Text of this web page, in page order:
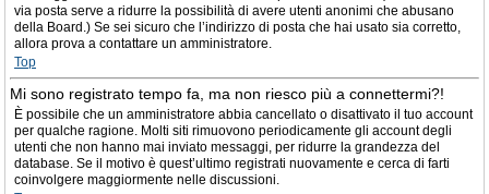
via posta serve a ridurre la possibilità di avere utenti anonimi che abusano
della Board.) Se sei sicuro che l’indirizzo di posta che hai usato sia corretto,
allora prova a contattare un amministratore.
Top
Mi sono registrato tempo fa, ma non riesco più a connettermi?!
È possibile che un amministratore abbia cancellato o disattivato il tuo account
per qualche ragione. Molti siti rimuovono periodicamente gli account degli
utenti che non hanno mai inviato messaggi, per ridurre la grandezza del
database. Se il motivo è quest’ultimo registrati nuovamente e cerca di farti
coinvolgere maggiormente nelle discussioni.